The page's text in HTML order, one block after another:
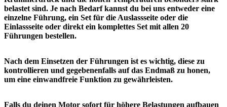
belastet sind. Je nach Bedarf kannst du bei uns entweder eine
einzelne Führung, ein Set für die Auslassseite oder die
Einlassseite oder direkt ein komplettes Set mit allen 20
Führungen bestellen.
Nach dem Einsetzen der Führungen ist es wichtig, diese zu
kontrollieren und gegebenenfalls auf das Endmaß zu honen,
um eine einwandfreie Funktion zu gewährleisten.
Falls du deinen Motor sofort für höhere Belastungen aufbauen